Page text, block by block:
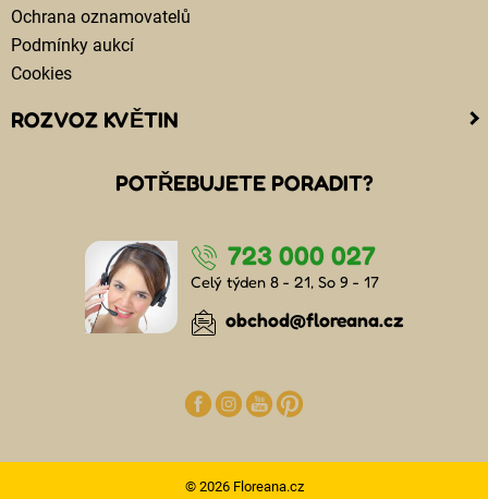
Ochrana oznamovatelů
Podmínky aukcí
Cookies
ROZVOZ KVĚTIN
Kam doručujeme květiny
Cena za doručení květin
Doručení květin sledujete online
Kdo jsou lidé, kteří doručují kytice
Odkud květiny doručujeme
POTŘEBUJETE PORADIT?
723 000 027
Celý týden 8 - 21, So 9 - 17
obchod@floreana.cz
© 2026 Floreana.cz